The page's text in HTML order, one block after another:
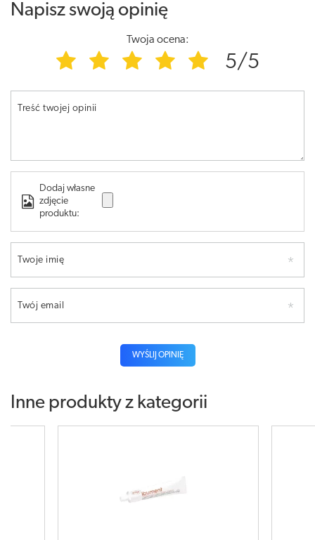
Napisz swoją opinię
Twoja ocena:
5/5
Treść twojej opinii
Dodaj własne
zdjęcie
produktu:
Twoje imię
Twój email
WYŚLIJ OPINIĘ
Inne produkty z kategorii